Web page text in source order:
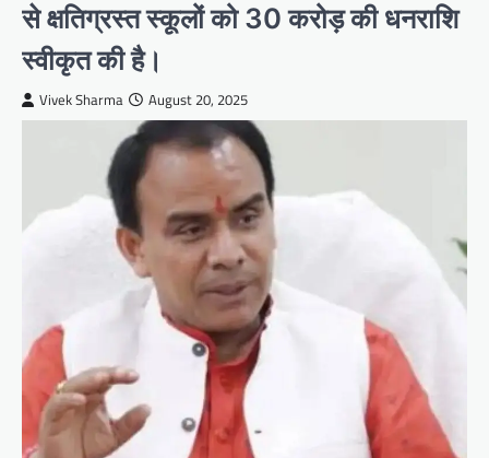
से क्षतिग्रस्त स्कूलों को 30 करोड़ की धनराशि
स्वीकृत की है।
Vivek Sharma August 20, 2025